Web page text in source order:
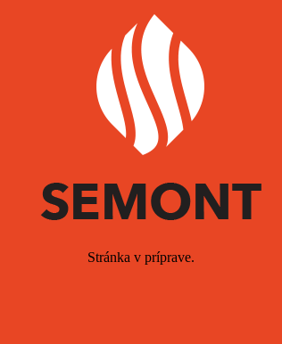
Stránka v príprave.